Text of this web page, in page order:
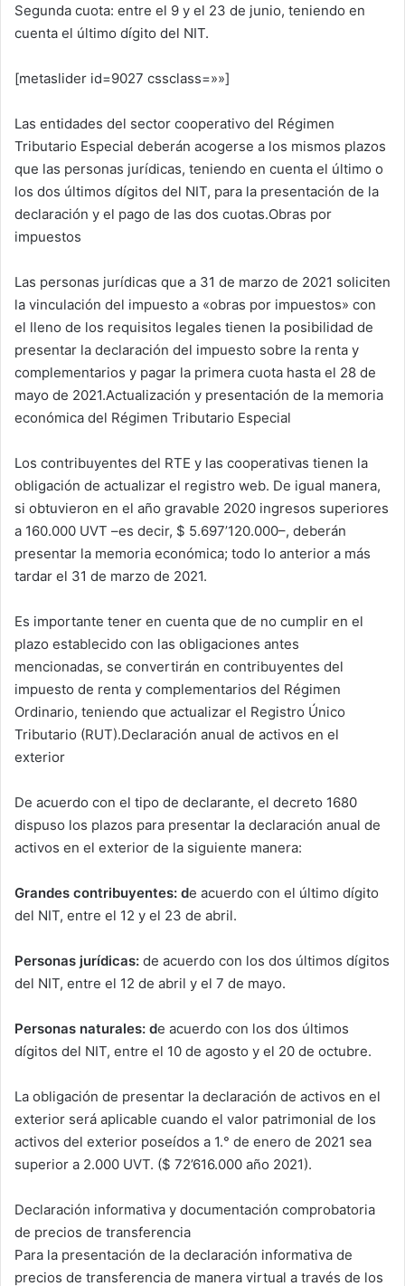
Segunda cuota: entre el 9 y el 23 de junio, teniendo en
cuenta el último dígito del NIT.
[metaslider id=9027 cssclass=»»]
Las entidades del sector cooperativo del Régimen
Tributario Especial deberán acogerse a los mismos plazos
que las personas jurídicas, teniendo en cuenta el último o
los dos últimos dígitos del NIT, para la presentación de la
declaración y el pago de las dos cuotas.Obras por
impuestos
Las personas jurídicas que a 31 de marzo de 2021 soliciten
la vinculación del impuesto a «obras por impuestos» con
el lleno de los requisitos legales tienen la posibilidad de
presentar la declaración del impuesto sobre la renta y
complementarios y pagar la primera cuota hasta el 28 de
mayo de 2021.Actualización y presentación de la memoria
económica del Régimen Tributario Especial
Los contribuyentes del RTE y las cooperativas tienen la
obligación de actualizar el registro web. De igual manera,
si obtuvieron en el año gravable 2020 ingresos superiores
a 160.000 UVT –es decir, $ 5.697’120.000–, deberán
presentar la memoria económica; todo lo anterior a más
tardar el 31 de marzo de 2021.
Es importante tener en cuenta que de no cumplir en el
plazo establecido con las obligaciones antes
mencionadas, se convertirán en contribuyentes del
impuesto de renta y complementarios del Régimen
Ordinario, teniendo que actualizar el Registro Único
Tributario (RUT).Declaración anual de activos en el
exterior
De acuerdo con el tipo de declarante, el decreto 1680
dispuso los plazos para presentar la declaración anual de
activos en el exterior de la siguiente manera:
Grandes contribuyentes: de acuerdo con el último dígito
del NIT, entre el 12 y el 23 de abril.
Personas jurídicas: de acuerdo con los dos últimos dígitos
del NIT, entre el 12 de abril y el 7 de mayo.
Personas naturales: de acuerdo con los dos últimos
dígitos del NIT, entre el 10 de agosto y el 20 de octubre.
La obligación de presentar la declaración de activos en el
exterior será aplicable cuando el valor patrimonial de los
activos del exterior poseídos a 1.° de enero de 2021 sea
superior a 2.000 UVT. ($ 72’616.000 año 2021).
Declaración informativa y documentación comprobatoria
de precios de transferencia
Para la presentación de la declaración informativa de
precios de transferencia de manera virtual a través de los